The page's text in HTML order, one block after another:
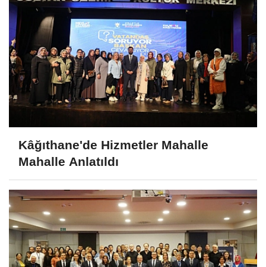
Kâğıthane'de Hizmetler Mahalle
Mahalle Anlatıldı